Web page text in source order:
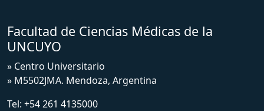
Facultad de Ciencias Médicas de la
UNCUYO
» Centro Universitario
» M5502JMA. Mendoza, Argentina
Tel: +54 261 4135000